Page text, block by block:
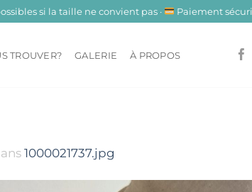
si la taille ne convient pas · Paiement
TROUVER? GALERIE À PROPOS
1000021737.jpg